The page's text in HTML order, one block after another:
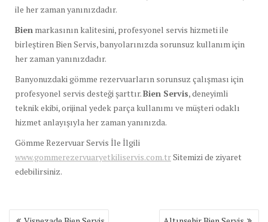
ile her zaman yanınızdadır.
Bien markasının kalitesini, profesyonel servis hizmeti ile
birleştiren Bien Servis, banyolarınızda sorunsuz kullanım için
her zaman yanınızdadır.
Banyonuzdaki gömme rezervuarların sorunsuz çalışması için
profesyonel servis desteği şarttır.Bien Servis, deneyimli
teknik ekibi, orijinal yedek parça kullanımı ve müşteri odaklı
hizmet anlayışıyla her zaman yanınızda.
Gömme Rezervuar Servis İle İlgili
www.gommerezervuaryetkiliservis.com.trSitemizi de ziyaret
edebilirsiniz.
Yazı